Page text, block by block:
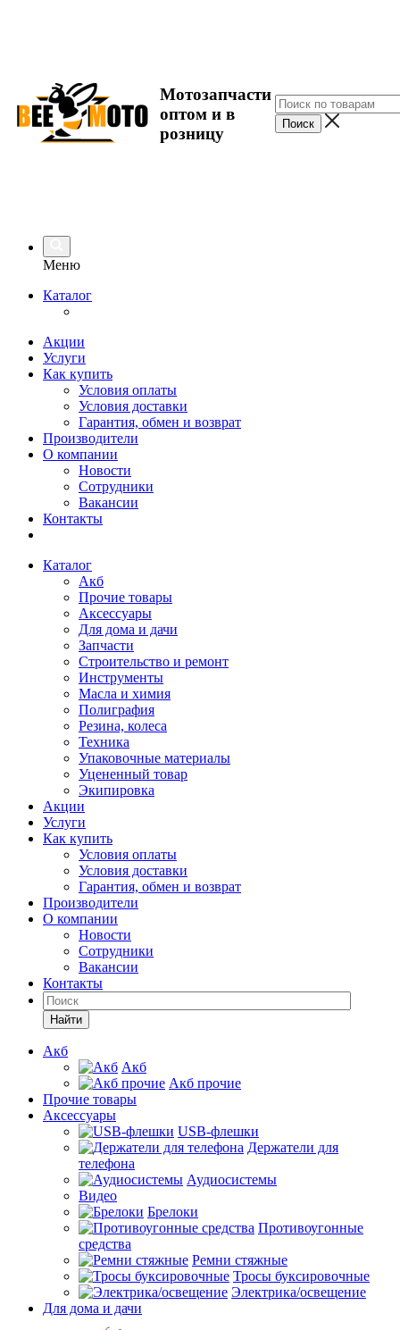
Мотозапчасти
оптом и в
розницу
Меню
Каталог
Акции
Услуги
Как купить
Условия оплаты
Условия доставки
Гарантия, обмен и возврат
Производители
О компании
Новости
Сотрудники
Вакансии
Контакты
Каталог
Акб
Прочие товары
Аксессуары
Для дома и дачи
Запчасти
Строительство и ремонт
Инструменты
Масла и химия
Полиграфия
Резина, колеса
Техника
Упаковочные материалы
Уцененный товар
Экипировка
Акции
Услуги
Как купить
Условия оплаты
Условия доставки
Гарантия, обмен и возврат
Производители
О компании
Новости
Сотрудники
Вакансии
Контакты
Найти
Акб
Акб
Акб прочие
Прочие товары
Аксессуары
USB-флешки
Держатели для
телефона
Аудиосистемы
Видео
Брелоки
Противоугонные
средства
Ремни стяжные
Тросы буксировочные
Электрика/освещение
Для дома и дачи